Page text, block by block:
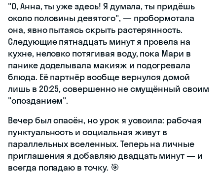
"О, Анна, ты уже здесь! Я думала, ты придёшь
около половины девятого", — пробормотала
она, явно пытаясь скрыть растерянность.
Следующие пятнадцать минут я провела на
кухне, неловко потягивая воду, пока Мари в
панике доделывала макияж и подогревала
блюда. Её партнёр вообще вернулся домой
лишь в 20:25, совершенно не смущённый своим
"опозданием".
Вечер был спасён, но урок я усвоила: рабочая
пунктуальность и социальная живут в
параллельных вселенных. Теперь на личные
приглашения я добавляю двадцать минут — и
всегда попадаю в точку. 🎯